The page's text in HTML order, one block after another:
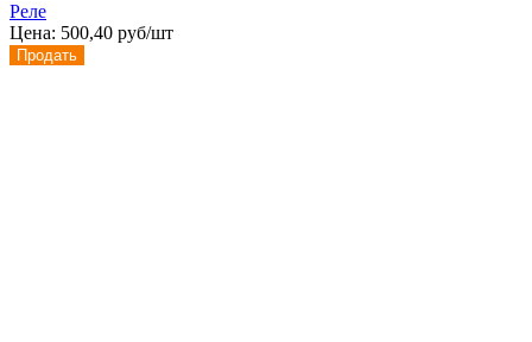
Реле
Цена: 500,40 руб/шт
Продать